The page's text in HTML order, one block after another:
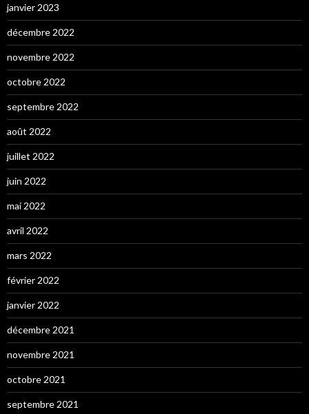
janvier 2023
décembre 2022
novembre 2022
octobre 2022
septembre 2022
août 2022
juillet 2022
juin 2022
mai 2022
avril 2022
mars 2022
février 2022
janvier 2022
décembre 2021
novembre 2021
octobre 2021
septembre 2021